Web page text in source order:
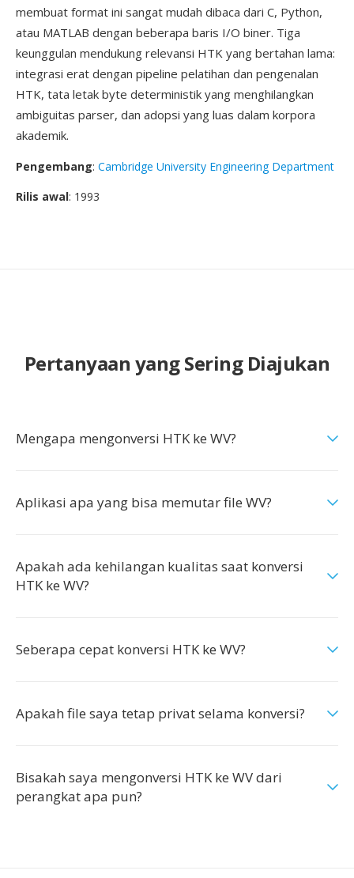
membuat format ini sangat mudah dibaca dari C, Python,
atau MATLAB dengan beberapa baris I/O biner. Tiga
keunggulan mendukung relevansi HTK yang bertahan lama:
integrasi erat dengan pipeline pelatihan dan pengenalan
HTK, tata letak byte deterministik yang menghilangkan
ambiguitas parser, dan adopsi yang luas dalam korpora
akademik.
Pengembang: Cambridge University Engineering Department
Rilis awal: 1993
Pertanyaan yang Sering Diajukan
Mengapa mengonversi HTK ke WV?
Aplikasi apa yang bisa memutar file WV?
Apakah ada kehilangan kualitas saat konversi
HTK ke WV?
Seberapa cepat konversi HTK ke WV?
Apakah file saya tetap privat selama konversi?
Bisakah saya mengonversi HTK ke WV dari
perangkat apa pun?